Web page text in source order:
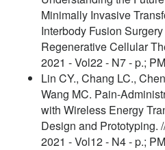
Minimally Invasive
Interbody Fusion
Regenerative Cellular
2021 - Vol22 - N7 - p.;
Lin CY., Chang LC.,
Wang MC. Pain-
with Wireless Energy
Design and Prototyping.
2021 - Vol12 - N4 - p.;